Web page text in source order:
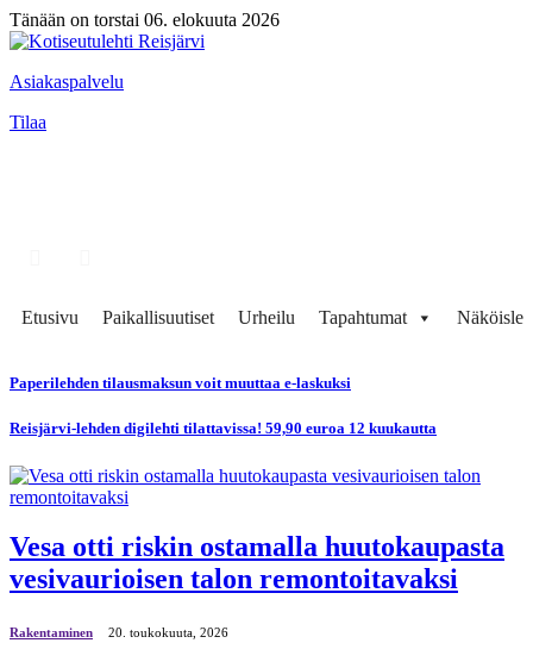
Tänään on torstai 06. elokuuta 2026
Asiakaspalvelu
Tilaa
Etusivu Paikallisuutiset Urheilu Tapahtumat
Paperilehden tilausmaksun voit muuttaa e-laskuksi
Reisjärvi-lehden digilehti tilattavissa! 59,90 euroa 12 kuukautta
Vesa otti riskin ostamalla huutokaupasta
vesivaurioisen talon remontoitavaksi
Rakentaminen 20. toukokuuta, 2026